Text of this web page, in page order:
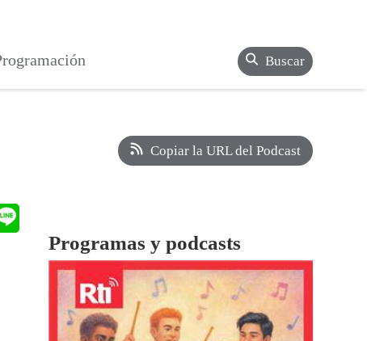
Buscar
Copiar la URL del Podcast
Programas y podcasts